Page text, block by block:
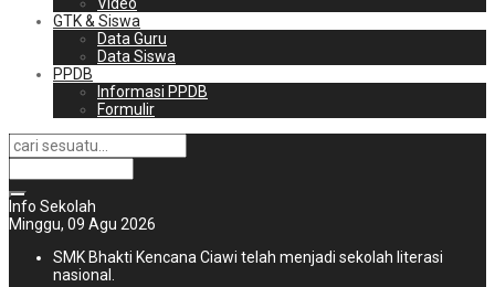
GTK & Siswa
Data Guru
Data Siswa
PPDB
Informasi PPDB
Formulir
Info Sekolah
Minggu, 09 Agu 2026
SMK Bhakti Kencana Ciawi telah menjadi sekolah literasi
nasional.